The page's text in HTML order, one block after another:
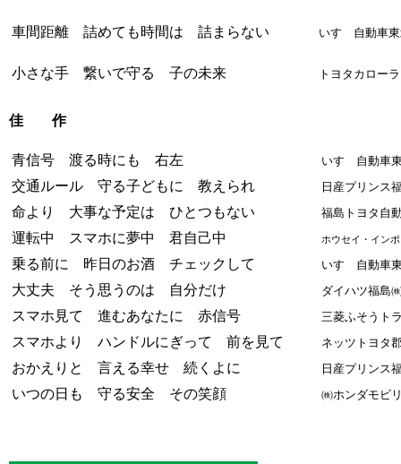
車間距離 詰めても時間は 詰まらない いすゞ自動車
小さな手 繋いで守る 子の未来 トヨタカロー
佳 作
青信号 渡る時にも 右左 いすゞ自動車
交通ルール 守る子どもに 教えられ 日産プリンス
命より 大事な予定は ひとつもない 福島トヨタ自
運転中 スマホに夢中 君自己中 ホウセイ・イン
乗る前に 昨日のお酒 チェックして いすゞ自動車
大丈夫 そう思うのは 自分だけ ダイハツ福島
スマホ見て 進むあなたに 赤信号 三菱ふそうト
スマホより ハンドルにぎって 前を見て ネッツトヨタ
おかえりと 言える幸せ 続くよに 日産プリンス
いつの日も 守る安全 その笑顔 ㈱ホンダモビ